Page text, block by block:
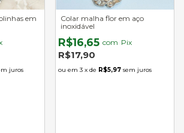
em
juros
Colar malha flor em aço
inoxidável
R$16,65 com Pix
R$17,90
3 x de R$5,97 sem juros